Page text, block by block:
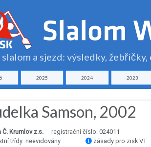
a sjezd: výsledky, žebříčky,
2025 2024 2023
Samson, 2002
Č. Krumlov z.s.
registrační číslo: 024011
třídy neevidovány
zásady pro zisk VT